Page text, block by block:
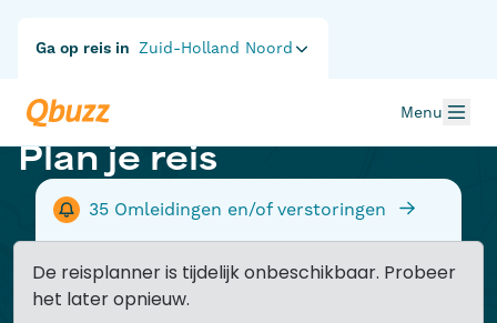
Ga op reis in Zuid-Holland Noord
Menu
Plan je reis
35 Omleidingen en/of verstoringen
De reisplanner is tijdelijk onbeschikbaar. Probeer
het later opnieuw.